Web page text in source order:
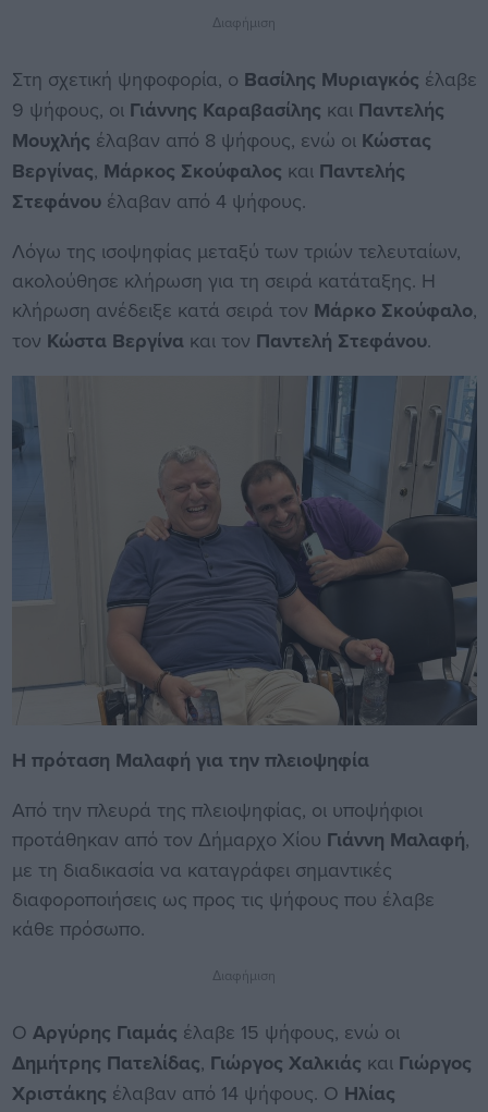
Διαφήμιση
Στη σχετική ψηφοφορία, ο Βασίλης Μυριαγκός έλαβε
9 ψήφους, οι Γιάννης Καραβασίλης και Παντελής
Μουχλής έλαβαν από 8 ψήφους, ενώ οι Κώστας
Βεργίνας, Μάρκος Σκούφαλος και Παντελής
Στεφάνουέλαβαν από 4 ψήφους.
Λόγω της ισοψηφίας μεταξύ των τριών τελευταίων,
ακολούθησε κλήρωση για τη σειρά κατάταξης. Η
κλήρωση ανέδειξε κατά σειρά τον Μάρκο Σκούφαλο,
τον Κώστα Βεργίνα και τον Παντελή Στεφάνου.
Η πρόταση Μαλαφή για την πλειοψηφία
Από την πλευρά της πλειοψηφίας, οι υποψήφιοι
προτάθηκαν από τον Δήμαρχο Χίου Γιάννη Μαλαφή,
με τη διαδικασία να καταγράφει σημαντικές
διαφοροποιήσεις ως προς τις ψήφους που έλαβε
κάθε πρόσωπο.
Διαφήμιση
Ο Αργύρης Γιαμάς έλαβε 15 ψήφους, ενώ οι
Δημήτρης Πατελίδας, Γιώργος Χαλκιάς και Γιώργος
Χριστάκης έλαβαν από 14 ψήφους. Ο Ηλίας